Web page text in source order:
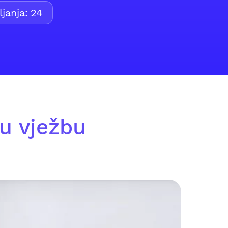
24
vježbu